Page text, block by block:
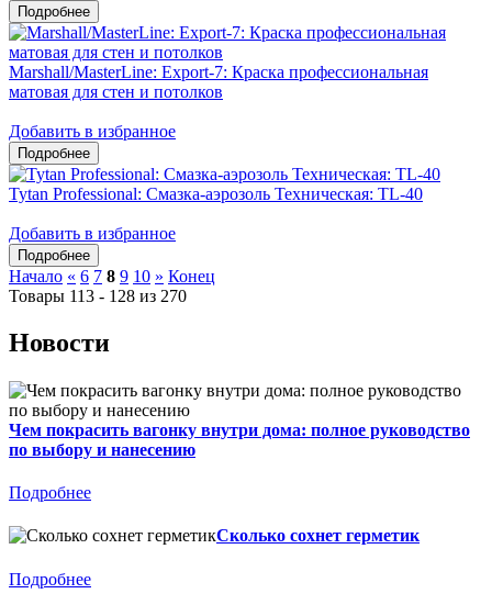
Marshall/MasterLine: Export-7: Краска профессиональная
матовая для стен и потолков
Добавить в избранное
Tytan Professional: Смазка-аэрозоль Техническая: TL-40
Добавить в избранное
Начало « 6 7 8 9 10 » Конец
Товары 113 - 128 из 270
Новости
Чем покрасить вагонку внутри дома: полное руководство
по выбору и нанесению
Подробнее
Сколько сохнет герметик
Подробнее